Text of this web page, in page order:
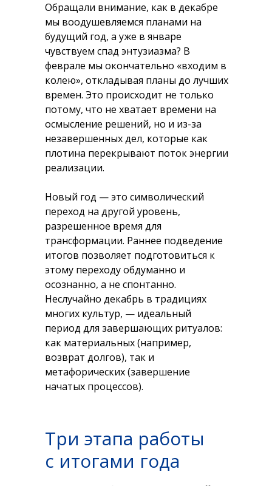
Обращали внимание, как в декабре
мы воодушевляемся планами на
будущий год, а уже в январе
чувствуем спад энтузиазма? В
феврале мы окончательно «входим в
колею», откладывая планы до лучших
времен. Это происходит не только
потому, что не хватает времени на
осмысление решений, но и из-за
незавершенных дел, которые как
плотина перекрывают поток энергии
реализации.
Новый год — это символический
переход на другой уровень,
разрешенное время для
трансформации. Раннее подведение
итогов позволяет подготовиться к
этому переходу обдуманно и
осознанно, а не спонтанно.
Неслучайно декабрь в традициях
многих культур, — идеальный
период для завершающих ритуалов:
как материальных (например,
возврат долгов), так и
метафорических (завершение
начатых процессов).
Три этапа работы
с итогами года